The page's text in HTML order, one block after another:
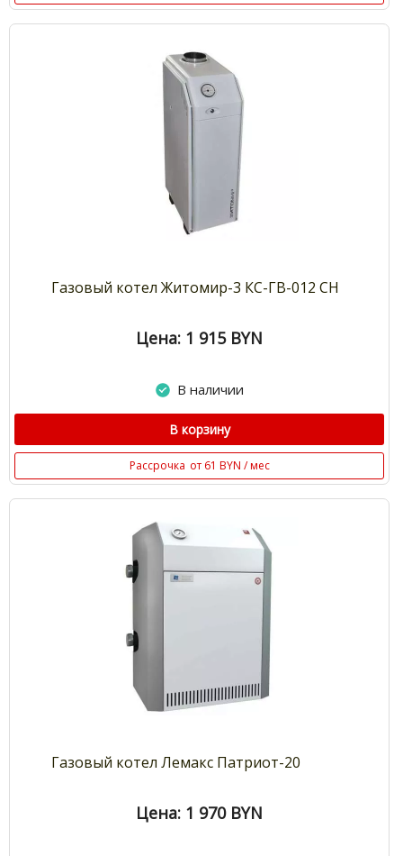
Газовый котел Житомир-3 КС-ГВ-012 СН
Цена: 1 915 BYN
В наличии
В корзину
Рассрочка от 61 BYN / мес
Газовый котел Лемакс Патриот-20
Цена: 1 970 BYN